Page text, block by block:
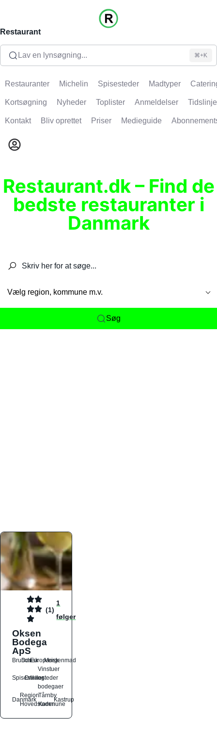
Restaurant
Lav en lynsøgning... ⌘+K
Restauranter Michelin Spisesteder Madtyper
Kortsøgning Nyheder Toplister Anmeldelser Tidslinje
Kontakt Bliv oprettet Priser Medieguide
Restaurant.dk – Find de
bedste restauranter i
Danmark
Vælg region, kommune m.v.
Søg
(1)
1
følger
Oksen
Bodega
ApS
Brunch
DanskEuropæiskMorgenmad
Spisesteder
Drikkesteder
Vinstuer
og
bodegaer
Danmark
Region
Hovedstaden
Tårnby
Kommune
Kastrup